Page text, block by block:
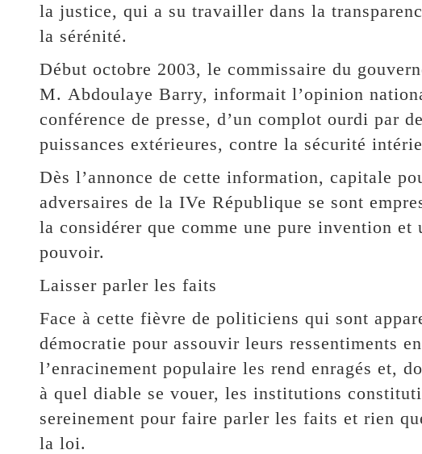
la justice, qui a su travailler dans la
la sérénité.
Début octobre 2003, le commissaire du
M. Abdoulaye Barry, informait l’opinion
conférence de presse, d’un complot ourdi par
puissances extérieures, contre la sécurité
Dès l’annonce de cette information, capitale
adversaires de la IVe République se sont
la considérer que comme une pure invention
pouvoir.
Laisser parler les faits
Face à cette fièvre de politiciens qui sont
démocratie pour assouvir leurs ressentiments
l’enracinement populaire les rend enragés et,
à quel diable se vouer, les institutions
sereinement pour faire parler les faits et rien
la loi.